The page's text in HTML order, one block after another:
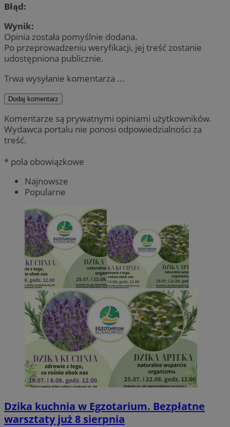
Błąd:
Wynik:
Opinia została pomyślnie dodana.
Po przeprowadzeniu weryfikacji, jej treść zostanie
udostępniona publicznie.
Trwa wysyłanie komentarza ...
Dodaj komentarz
Komentarze są prywatnymi opiniami użytkowników.
Wydawca portalu nie ponosi odpowiedzialności za
treść.
* pola obowiązkowe
Najnowsze
Popularne
Dzika kuchnia w Egzotarium. Bezpłatne
warsztaty już 8 sierpnia